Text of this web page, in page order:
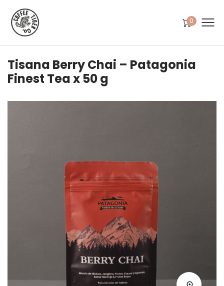
0
Tisana Berry Chai – Patagonia
Finest Tea x 50 g